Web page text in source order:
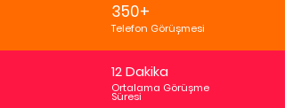
350+
Telefon Görüşmesi
12 Dakika
Ortalama Görüşme
Süresi